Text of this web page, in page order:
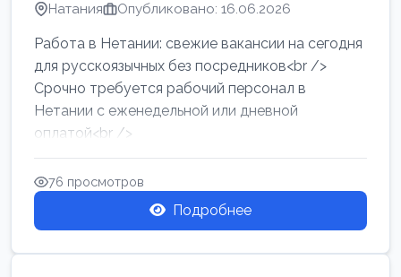
Натания Опубликовано: 16.06.2026
Работа в Нетании: свежие вакансии на сегодня
для русскоязычных без посредников<br />
Срочно требуется рабочий персонал в
Нетании с еженедельной или дневной
оплатой<br />
Свежие вакансии в Нетании дл...
76 просмотров
Подробнее